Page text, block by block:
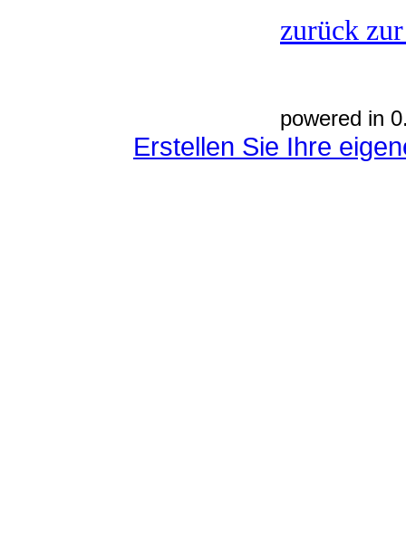
zurück
powered in
Erstellen Sie Ihre